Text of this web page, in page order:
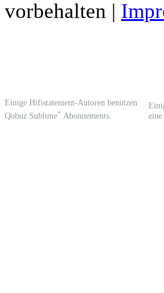
vorbehalten |
Einige Hifistatement-Autoren benutzen
Qobuz Sublime+ Abonnements.